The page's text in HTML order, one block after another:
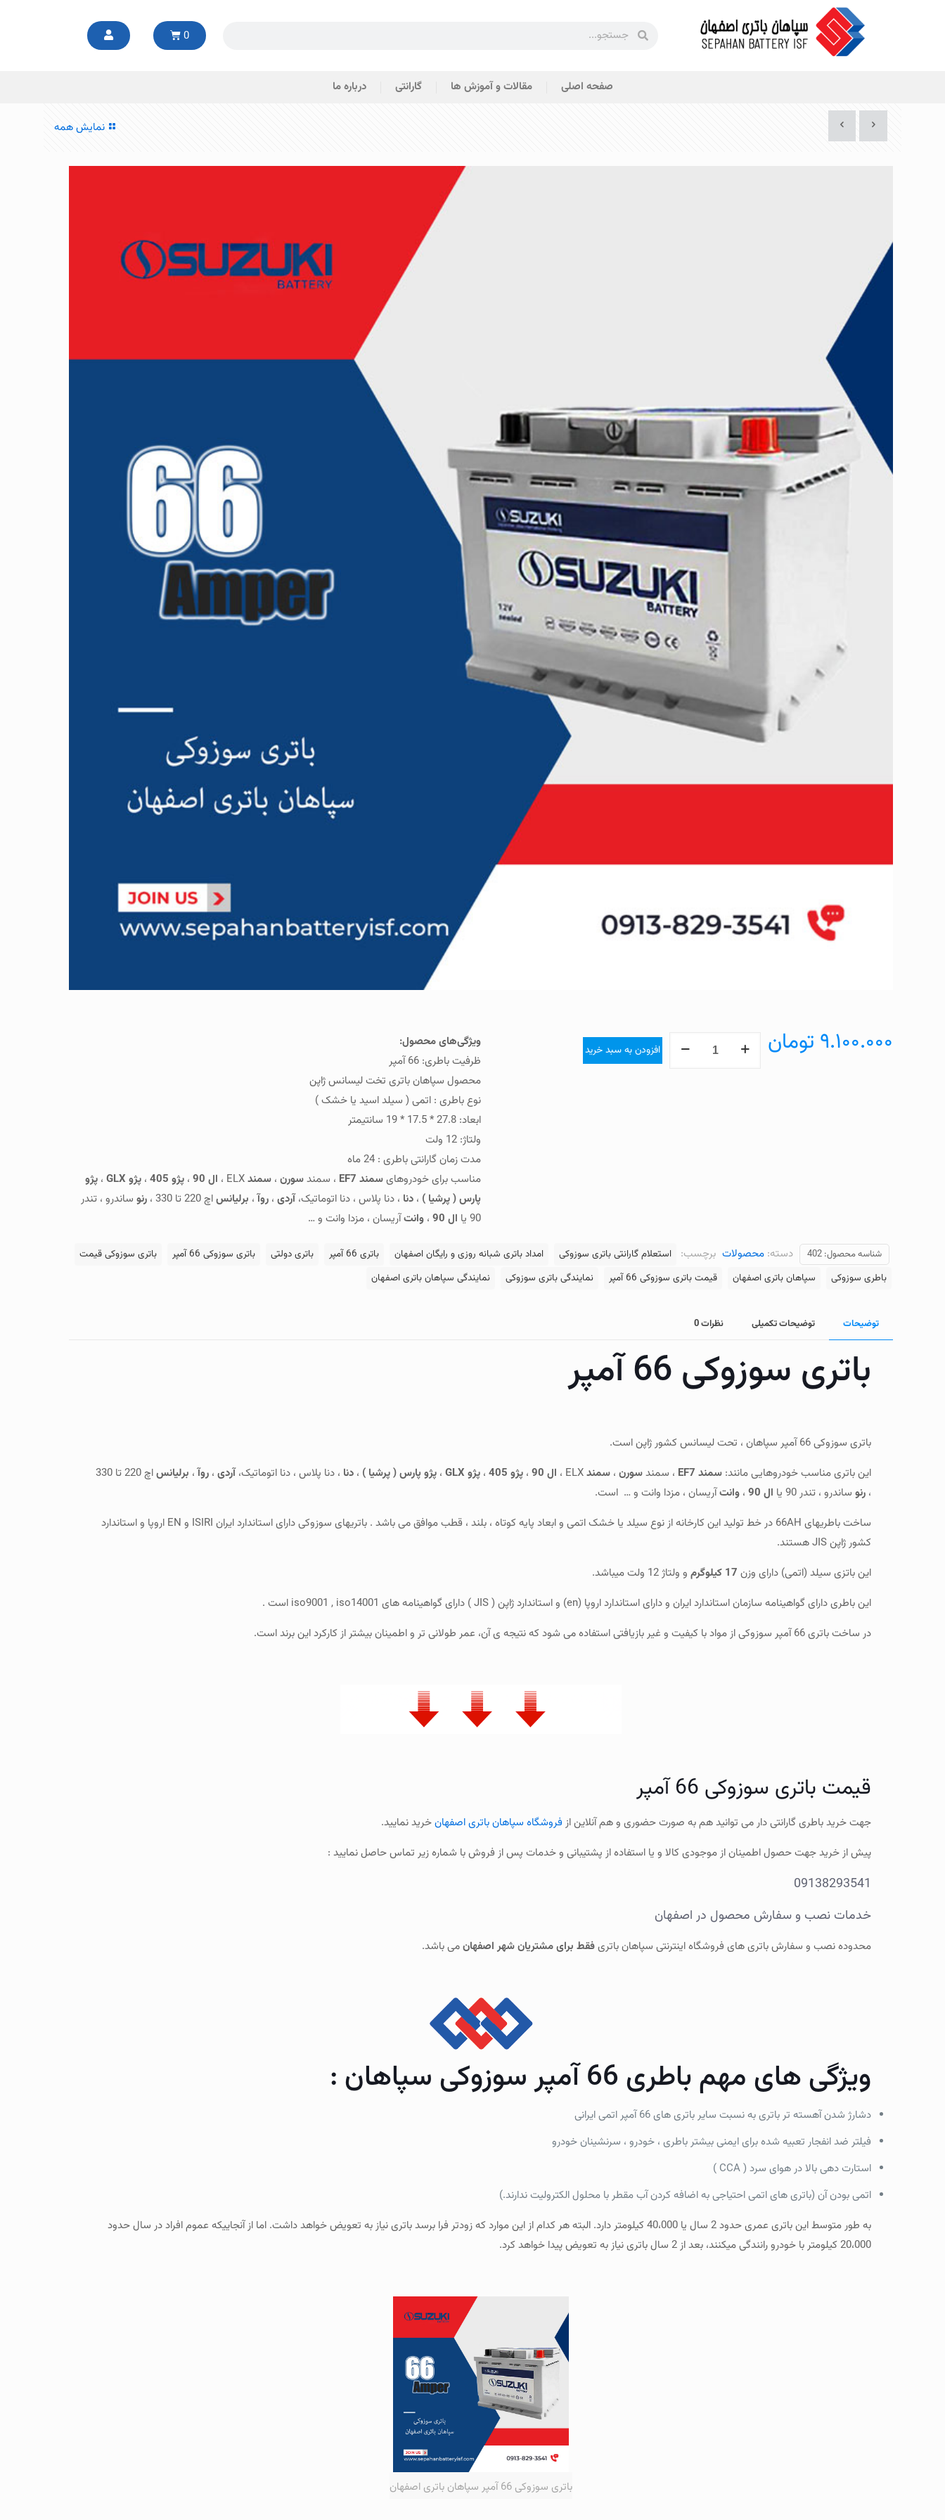
0
صفحه اصلی مقالات و آموزش ها گارانتی درباره ما
نمایش همه
۹.۱۰۰.۰۰۰ تومان
ویژگی‌های محصول:
ظرفیت باطری: 66 آمپر
محصول سپاهان باتری تخت لیسانس ژاپن
نوع باطری : اتمی ( سیلد اسید یا خشک )
ابعاد: 27.8 * 17.5 * 19 سانتیمتر
ولتاژ: 12 ولت
مدت زمان گارانتی باطری : 24 ماه
مناسب برای خودروهایسمند EF7 ، سمندسورن، سمندELX ، ال 90 ، پژو 405 ، پژو GLX ، پژو
پارس ( پرشیا ) ، دنا ، دنا پلاس ، دنا اتوماتیک،آردی، روآ، برلیانساچ 220 تا 330 ، رنوساندرو ، تندر
90 یا
ال 90 ، وانتآریسان ، مزدا وانت و …
افزودن به سبد خرید
شناسه محصول: 402 دسته: محصولات برچسب: استعلام گارانتی باتری سوزوکی امداد باتری شبانه روزی و رایگان اصفهان باتری 66 آمپر باتری دولتی باتری سوزوکی 66 آمپر
باتری سوزوکی قیمت
باطری سوزوکی
سپاهان باتری اصفهان قیمت باتری سوزوکی 66 آمپر نمایندگی باتری سوزوکی نمایندگی سپاهان باتری اصفهان
توضیحات توضیحات تکمیلی نظرات0
باتری سوزوکی 66 آمپر
باتری سوزوکی 66 آمپر سپاهان ، تحت لیسانس کشور ژاپن است.
این باتری مناسب خودروهایی مانند:سمند EF7 ، سمندسورن ،سمندELX ، ال 90 ،پژو 405 ،پژو GLX ،پژو پارس ( پرشیا ) ،دنا ، دنا پلاس ، دنا اتوماتیک،آردی ،روآ، برلیانس
اچ 220 تا 330
،رنو ساندرو ، تندر 90 یا ال 90 ،وانتآریسان ، مزدا وانت و … است.
ساخت باطریهای 66AH در خط تولید این کارخانه از نوع سیلد یا خشک اتمی و ابعاد پایه کوتاه ، بلند ، قطب موافق می باشد . باتریهای سوزوکی دارای استاندارد ایران ISIRI و EN اروپا و استاندارد
کشور ژاپن JIS هستند.
این باتزی سیلد (اتمی) دارای وزن 17 کیلوگرم
و ولتاژ 12 ولت میباشد.
این باطری دارای گواهینامه سازمان استاندارد ایران و دارای استاندارد اروپا (en) و استاندارد ژاپن ( JIS ) دارای گواهینامه های iso9001 , iso14001 است .
در ساخت باتری 66 آمپر سوزوکی از مواد با کیفیت و غیر بازیافتی استفاده می شود که نتیجه ی آن، عمر طولانی تر و اطمینان بیشتر از کارکرد این برند است.
قیمت باتری سوزوکی 66 آمپر
جهت خرید باطری گارانتی دار می توانید هم به صورت حضوری و هم آنلاین ازفروشگاه سپاهان باتری اصفهانخرید نمایید.
پیش از خرید جهت حصول اطمینان از موجودی کالا و یا استفاده از پشتیبانی و خدمات پس از فروش با شماره زیر تماس حاصل نمایید :
09138293541
خدمات نصب و سفارش محصول در اصفهان
محدوده نصب و سفارش باتری های فروشگاه اینترنتی سپاهان باتریفقط برای مشتریان شهر اصفهانمی باشد.
ویژگی های مهم باطری 66 آمپر سوزوکی سپاهان :
دشارژ شدن آهسته تر باتری به نسبت سایر باتری های 66 آمپر اتمی ایرانی
فیلتر ضد انفجار تعبیه شده برای ایمنی بیشتر باطری ، خودرو ، سرنشینان خودرو
استارت دهی بالا در هوای سرد ( CCA )
اتمی بودن آن (باتری های اتمی احتیاجی به اضافه کردن آب مقطر با محلول الکترولیت ندارند.)
به طور متوسط این باتری عمری حدود 2 سال یا 40،000 کیلومتر دارد. البته هر کدام از این موارد که زودتر فرا برسد باتری نیاز به تعویض خواهد داشت. اما از آنجاییکه عموم افراد در سال حدود
20،000 کیلومتر با خودرو رانندگی میکنند، بعد از 2 سال باتری نیاز به تعویض پیدا خواهد کرد.
باتری سوزوکی 66 آمپر سپاهان باتری اصفهان